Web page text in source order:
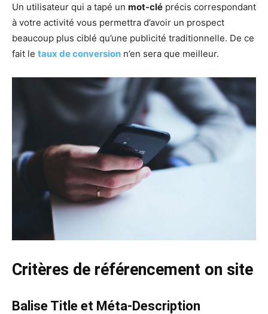
Un utilisateur qui a tapé un mot-clé précis correspondant
à votre activité vous permettra d’avoir un prospect
beaucoup plus ciblé qu’une publicité traditionnelle. De ce
fait le taux de conversion n’en sera que meilleur.
Critères de référencement on site
Balise Title et Méta-Description